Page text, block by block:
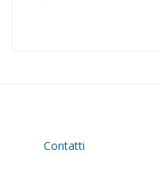
Contatti